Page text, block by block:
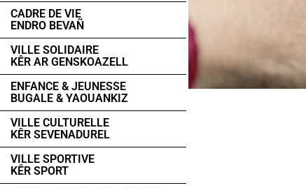
CADRE DE VIE
ENDRO BEVAÑ
VILLE SOLIDAIRE
KÊR AR GENSKOAZELL
ENFANCE & JEUNESSE
BUGALE & YAOUANKIZ
VILLE CULTURELLE
KÊR SEVENADUREL
VILLE SPORTIVE
KÊR SPORT